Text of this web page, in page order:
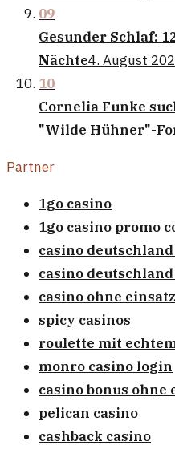
09
Gesunder Schlaf:
Nächte4. August
10
Cornelia Funke
"Wilde Hühner"-
Partner
1go casino
1go casino promo
casino
casino
casino ohne
spicy casinos
roulette mit
monro casino login
casino bonus ohne
pelican casino
cashback casino